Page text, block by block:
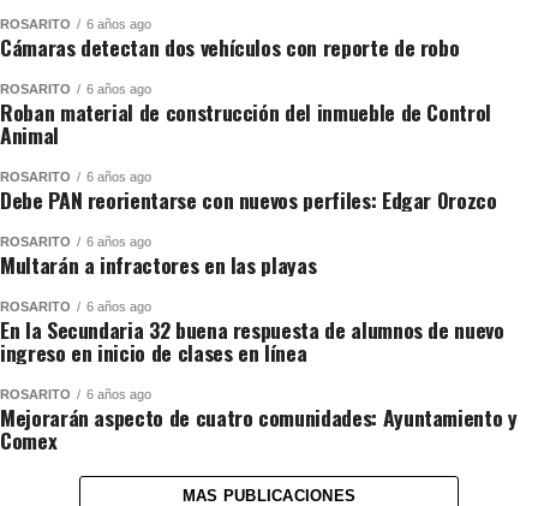
ROSARITO 6 años ago
Cámaras detectan dos vehículos con reporte de robo
ROSARITO 6 años ago
Roban material de construcción del inmueble de Control
Animal
ROSARITO 6 años ago
Debe PAN reorientarse con nuevos perfiles: Edgar Orozco
ROSARITO 6 años ago
Multarán a infractores en las playas
ROSARITO 6 años ago
En la Secundaria 32 buena respuesta de alumnos de nuevo
ingreso en inicio de clases en línea
ROSARITO 6 años ago
Mejorarán aspecto de cuatro comunidades: Ayuntamiento y
Comex
MAS PUBLICACIONES